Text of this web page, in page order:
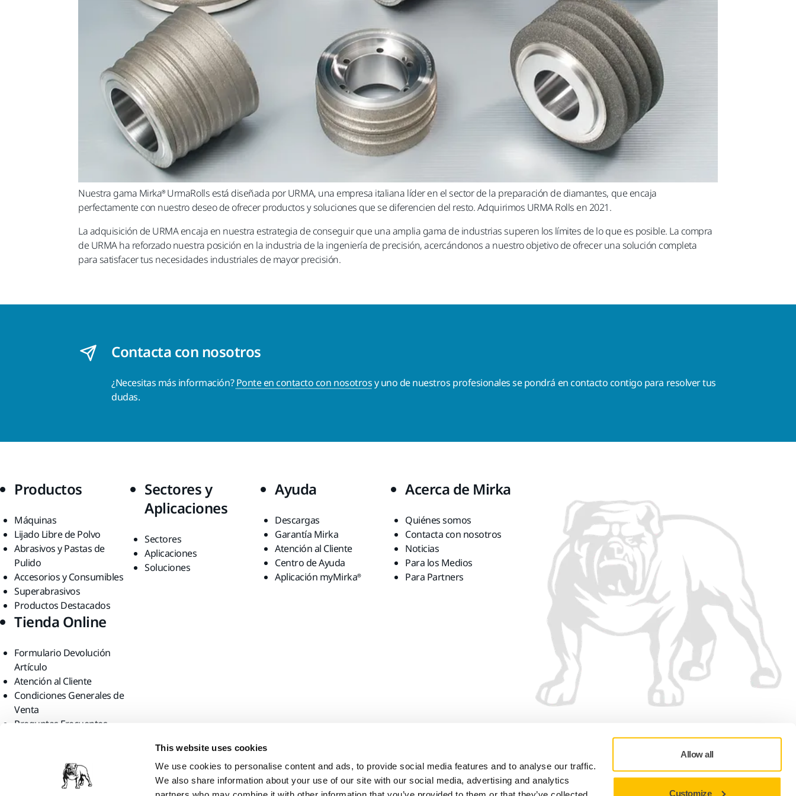
This website uses cookies
We use cookies to personalise content and ads, to provide social media features and to analyse our traffic.
We also share information about your use of our site with our social media, advertising and analytics
Allow all
Customize
Nuestra gama Mirka® UrmaRolls está diseñada por URMA, una empresa italiana líder en el sector de la preparación de diamantes, que encaja
perfectamente con nuestro deseo de ofrecer productos y soluciones que se diferencien del resto. Adquirimos URMA Rolls en 2021.
La adquisición de URMA encaja en nuestra estrategia de conseguir que una amplia gama de industrias superen los límites de lo que es posible. La compra
de URMA ha reforzado nuestra posición en la industria de la ingeniería de precisión, acercándonos a nuestro objetivo de ofrecer una solución completa
para satisfacer tus necesidades industriales de mayor precisión.
Contacta con nosotros
¿Necesitas más información?Ponte en contacto con nosotrosy uno de nuestros profesionales se pondrá en contacto contigo para resolver tus
dudas.
Productos
Máquinas
Lijado Libre de Polvo
Abrasivos y Pastas de
Pulido
Accesorios y Consumibles
Superabrasivos
Productos Destacados
Sectores y
Aplicaciones
Sectores
Aplicaciones
Soluciones
Ayuda
Descargas
Garantía Mirka
Atención al Cliente
Centro de Ayuda
Aplicación myMirka®
Acerca de Mirka
Quiénes somos
Contacta con nosotros
Noticias
Para los Medios
Para Partners
Tienda Online
Formulario Devolución
Artículo
Atención al Cliente
Condiciones Generales de
Venta
Preguntas Frecuentes